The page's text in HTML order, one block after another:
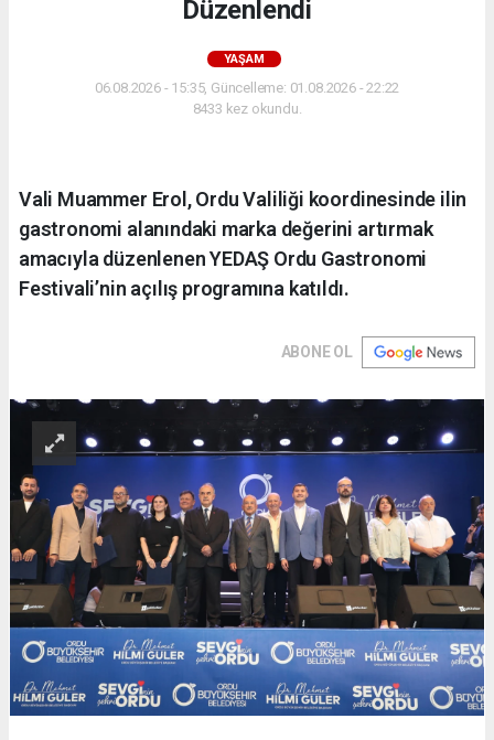
Düzenlendi
YAŞAM
06.08.2026 - 15:35, Güncelleme: 01.08.2026 - 22:22
8433 kez okundu.
Vali Muammer Erol, Ordu Valiliği koordinesinde ilin
gastronomi alanındaki marka değerini artırmak
amacıyla düzenlenen YEDAŞ Ordu Gastronomi
Festivali’nin açılış programına katıldı.
ABONE OL